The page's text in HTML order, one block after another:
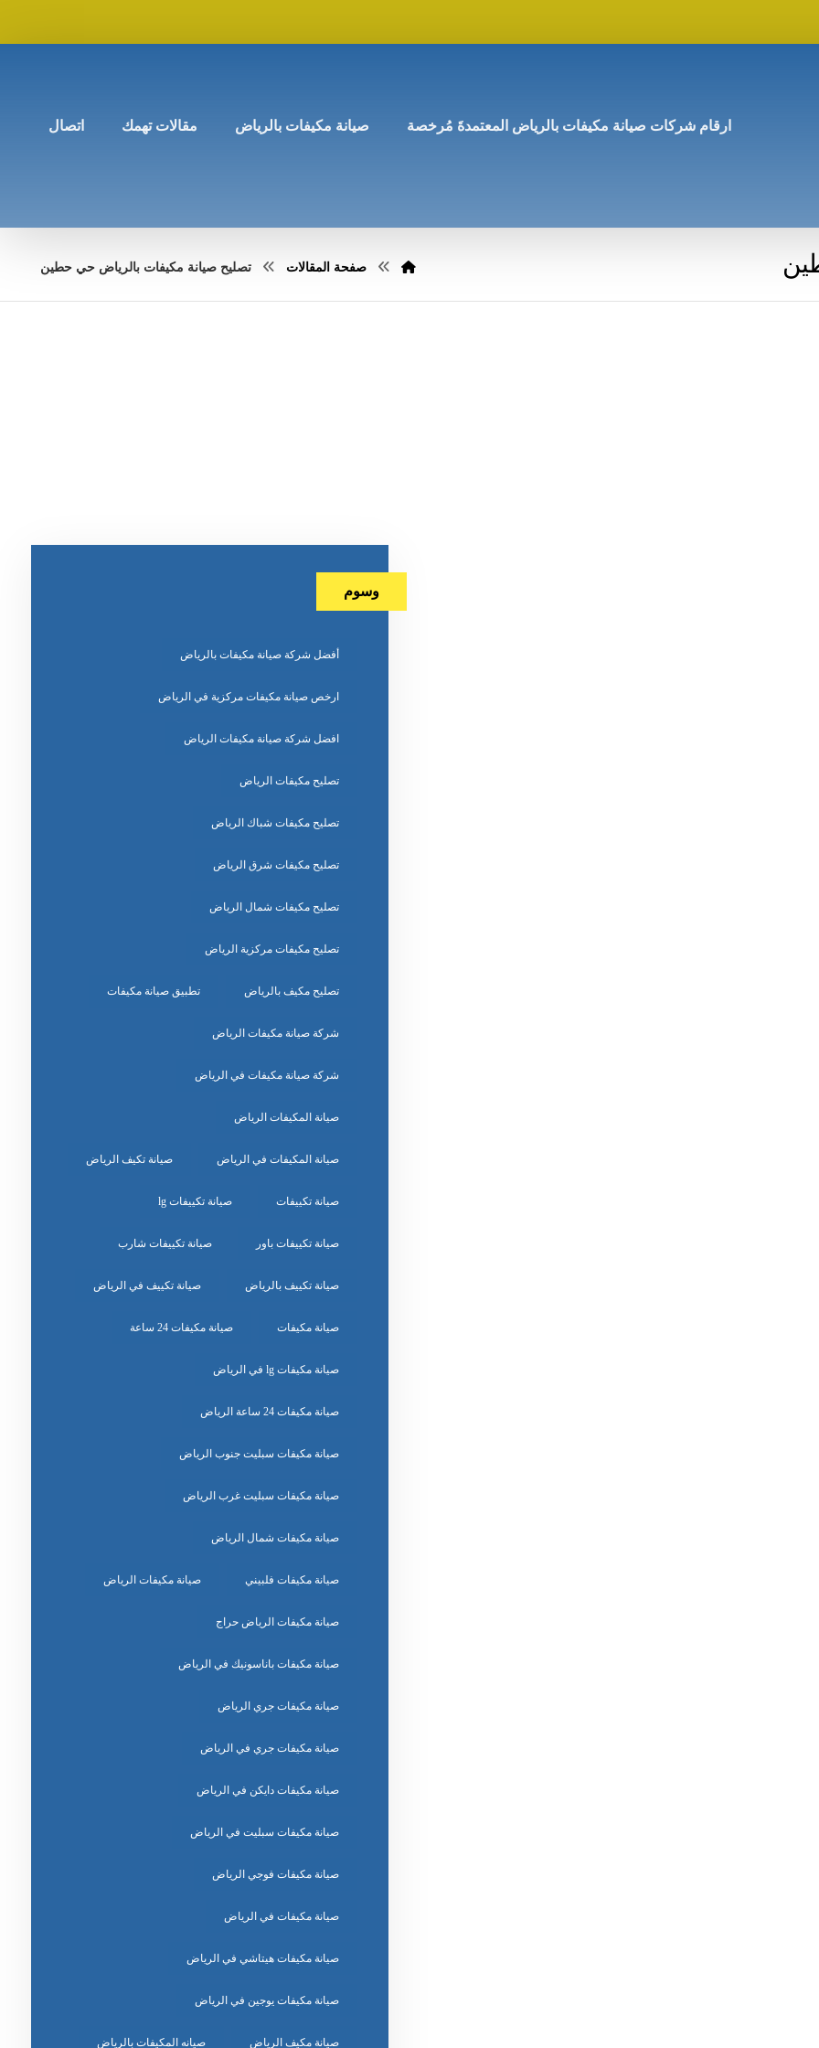
ارقام شركات صيانة مكيفات بالرياض المعتمدةَ مُرخصة صيانة مكيفات بالرياض مقالات تهمك اتصال
صفحة المقالات تصليح صيانة مكيفات بالرياض حي حطين
وسوم
أفضل شركة صيانة مكيفات بالرياض
ارخص صيانة مكيفات مركزية في الرياض
افضل شركة صيانة مكيفات الرياض
تصليح مكيفات الرياض
تصليح مكيفات شباك الرياض
تصليح مكيفات شرق الرياض
تصليح مكيفات شمال الرياض
تصليح مكيفات مركزية الرياض
تصليح مكيف بالرياض تطبيق صيانة مكيفات
شركة صيانة مكيفات الرياض
شركة صيانة مكيفات في الرياض
صيانة المكيفات الرياض
صيانة المكيفات في الرياض صيانة تكيف الرياض
صيانة تكييفات صيانة تكييفات lg
صيانة تكييفات باور صيانة تكييفات شارب
صيانة تكييف بالرياض صيانة تكييف في الرياض
صيانة مكيفات صيانة مكيفات 24 ساعة
صيانة مكيفات lg في الرياض
صيانة مكيفات 24 ساعة الرياض
صيانة مكيفات سبليت جنوب الرياض
صيانة مكيفات سبليت غرب الرياض
صيانة مكيفات شمال الرياض
صيانة مكيفات فلبيني صيانة مكيفات الرياض
صيانة مكيفات الرياض حراج
صيانة مكيفات باناسونيك في الرياض
صيانة مكيفات جري الرياض
صيانة مكيفات جري في الرياض
صيانة مكيفات دايكن في الرياض
صيانة مكيفات سبليت في الرياض
صيانة مكيفات فوجي الرياض
صيانة مكيفات في الرياض
صيانة مكيفات هيتاشي في الرياض
صيانة مكيفات يوجين في الرياض
صيانة مكيف الرياض صيانه المكيفات بالرياض